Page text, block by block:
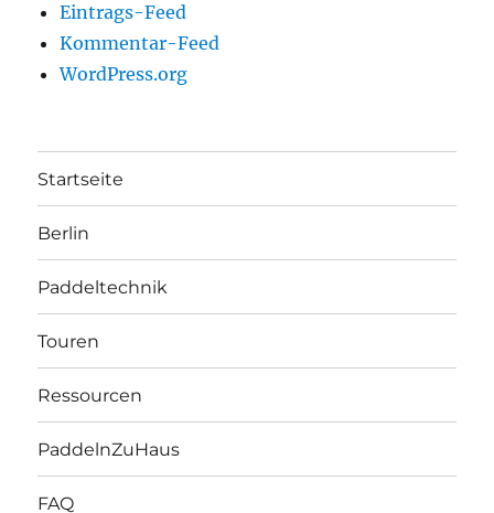
Eintrags-Feed
Kommentar-Feed
WordPress.org
Startseite
Berlin
Paddeltechnik
Touren
Ressourcen
PaddelnZuHaus
FAQ